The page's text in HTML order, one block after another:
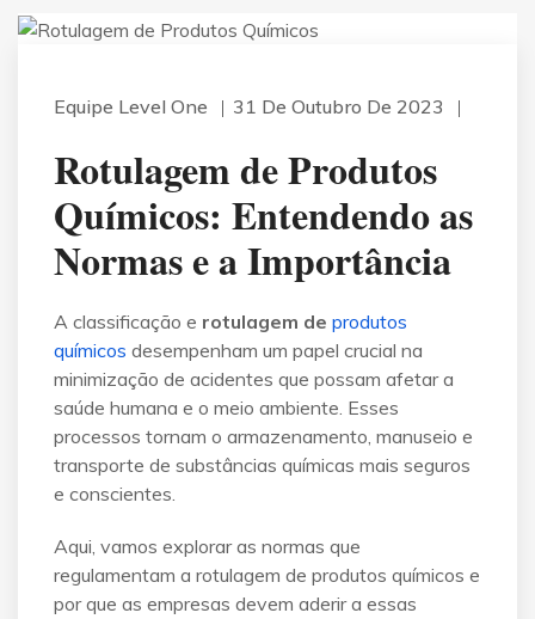
Equipe Level One 31 De Outubro De 2023
Rotulagem de Produtos
Químicos: Entendendo as
Normas e a Importância
A classificação e rotulagem de produtos
químicos desempenham um papel crucial na
minimização de acidentes que possam afetar a
saúde humana e o meio ambiente. Esses
processos tornam o armazenamento, manuseio e
transporte de substâncias químicas mais seguros
e conscientes.
Aqui, vamos explorar as normas que
regulamentam a rotulagem de produtos químicos e
por que as empresas devem aderir a essas